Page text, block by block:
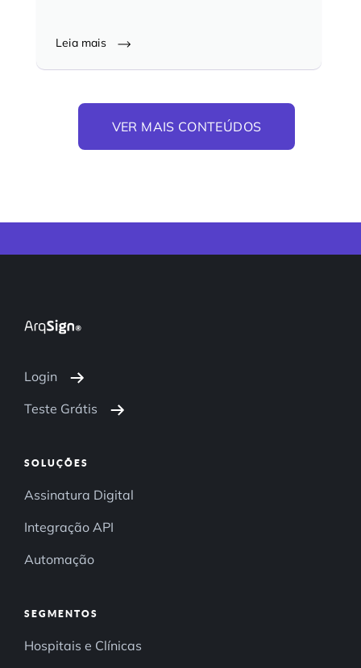
Leia mais
VER MAIS CONTEÚDOS
Login
Teste Grátis
SOLUÇÕES
Assinatura Digital
Integração API
Automação
SEGMENTOS
Hospitais e Clínicas